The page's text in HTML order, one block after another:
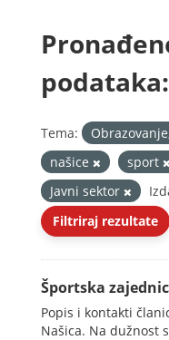
Tema:
našice
sport
Javni sektor
Filtriraj rezultate
Športska
Popis i kontakti
Našica. Na dužnost